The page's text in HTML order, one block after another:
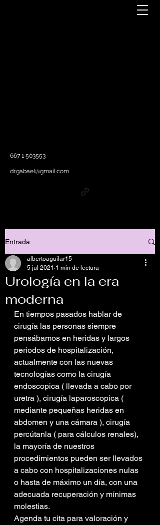
667 1 503553
dr.gabael@gmail.com
Entrada
Urología en la era
moderna
albertoaguilar15
5 jul 2021 1 min de lectura
En tiempos pasados hablar de
cirugía las personas siempre
pensábamos en heridas y largos
periodos de hospitalización,
actualmente con las nuevas
tecnologías como la cirugía
endoscopica ( llevada a cabo por
uretra ), cirugía laparoscopica (
mediante pequeñas heridas en
abdomen y una cámara ), cirugía
percútanla ( para cálculos renales),
la mayoría de nuestros
procedimientos pueden ser llevados
a cabo con hospitalizaciones nulas
o hasta de máximo un día, con una
adecuada recuperación y mínimas
molestias.
Agenda tu cita para valoración y